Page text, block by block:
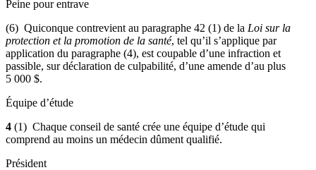
Peine pour entrave
(6) Quiconque contrevient au paragraphe 42 (1) de la Loi sur la
protection et la promotion de la santé, tel qu’il s’applique par
application du paragraphe (4), est coupable d’une infraction et
passible, sur déclaration de culpabilité, d’une amende d’au plus
5 000 $.
Équipe d’étude
4 (1) Chaque conseil de santé crée une équipe d’étude qui
comprend au moins un médecin dûment qualifié.
Président